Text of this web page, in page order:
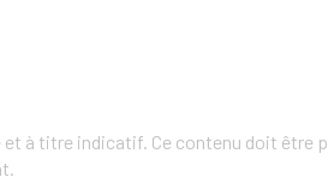
à titre indicatif. Ce contenu doit